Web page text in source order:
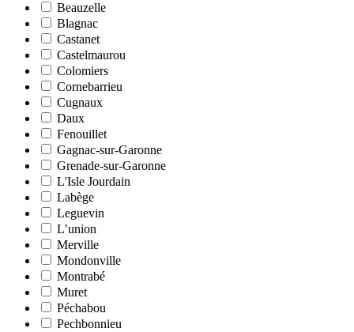
Beauzelle
Blagnac
Castanet
Castelmaurou
Colomiers
Cornebarrieu
Cugnaux
Daux
Fenouillet
Gagnac-sur-Garonne
Grenade-sur-Garonne
L'Isle Jourdain
Labège
Leguevin
L’union
Merville
Mondonville
Montrabé
Muret
Péchabou
Pechbonnieu